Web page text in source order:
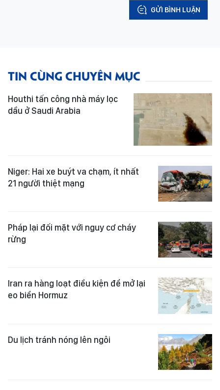
GỬI BÌNH LUẬN
TIN CÙNG CHUYÊN MỤC
Houthi tấn công nhà máy lọc
dầu ở Saudi Arabia
Niger: Hai xe buýt va chạm, ít nhất
21 người thiệt mạng
Pháp lại đối mặt với nguy cơ cháy
rừng
Iran ra hàng loạt điều kiện để mở lại
eo biển Hormuz
Du lịch tránh nóng lên ngôi